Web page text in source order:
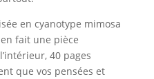
en cyanotype mimosa
fait une pièce
40 pages
que vos pensées et